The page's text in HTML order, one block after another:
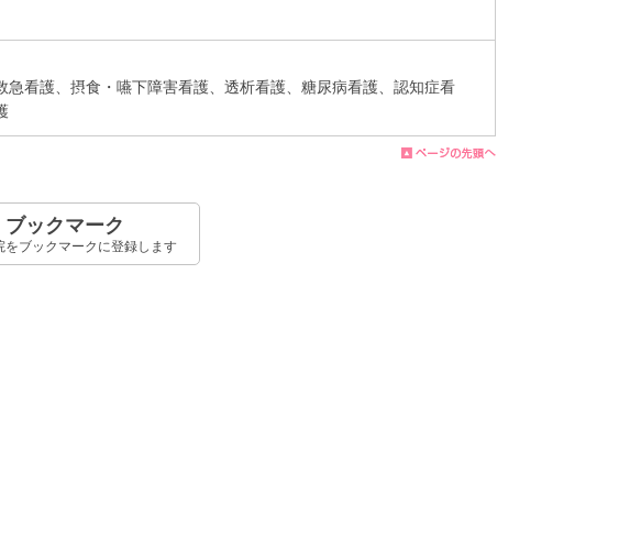
看護、摂食・嚥下障害看護、透析看護、糖尿病看護、認知症看
ブックマーク
をブックマークに登録します